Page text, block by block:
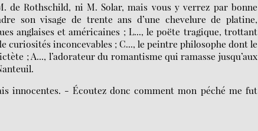
de Rothschild, ni M. Solar, mais vous y verrez par bonne
son visage de trente ans d’une chevelure de platine,
anglaises et américaines ; L..., le poëte tragique, trottant
curiosités inconcevables ; C..., le peintre philosophe dont le
; A..., l’adorateur du romantisme qui ramasse jusqu’aux
innocentes. - Écoutez donc comment mon péché me fut